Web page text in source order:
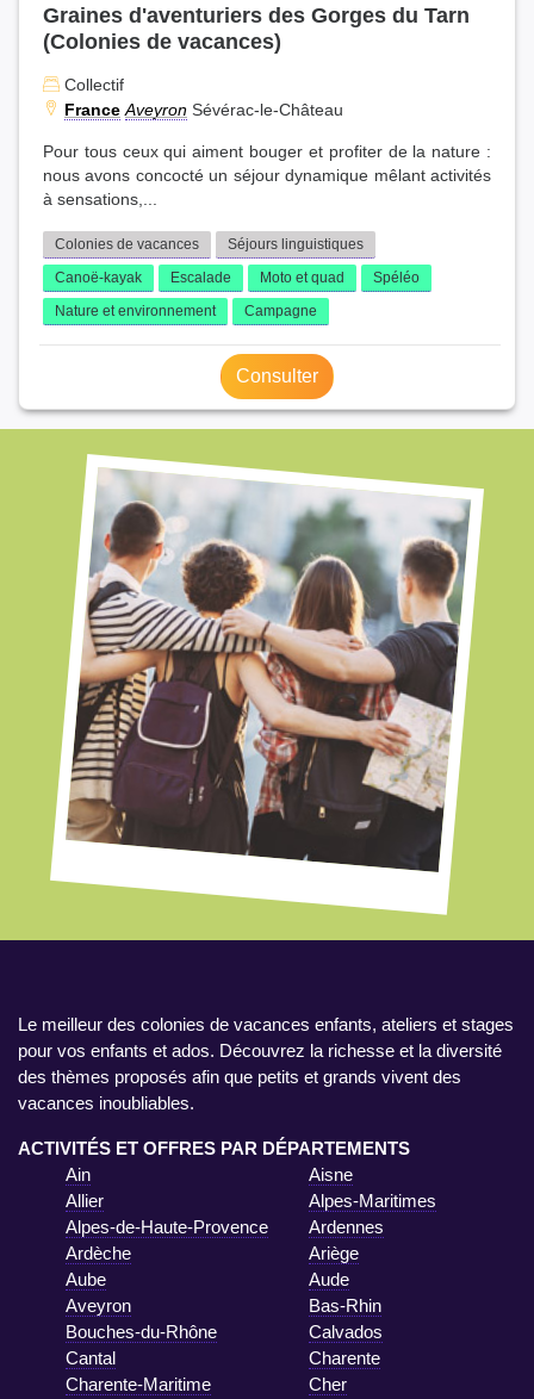
Graines d'aventuriers des Gorges du Tarn
(Colonies de vacances)
Collectif
France Aveyron Sévérac-le-Château
Pour tous ceux qui aiment bouger et profiter de la nature :
nous avons concocté un séjour dynamique mêlant activités
à sensations,...
Colonies de vacances
Séjours linguistiques
Canoë-kayak
Escalade Moto et quad
Spéléo
Nature et environnement
Campagne
Consulter
Le meilleur des colonies de vacances enfants, ateliers et stages
pour vos enfants et ados. Découvrez la richesse et la diversité
des thèmes proposés afin que petits et grands vivent des
vacances inoubliables.
ACTIVITÉS ET OFFRES PAR DÉPARTEMENTS
Ain
Aisne
Allier
Alpes-Maritimes
Alpes-de-Haute-Provence
Ardennes
Ardèche
Ariège
Aube
Aude
Aveyron
Bas-Rhin
Bouches-du-Rhône
Calvados
Cantal
Charente
Charente-Maritime
Cher